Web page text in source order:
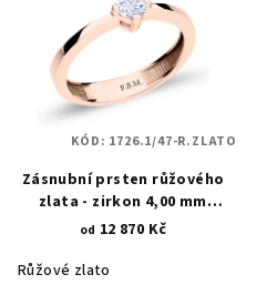
Zásnubní prsten růžového
zlata - zirkon 4,00 mm
osázený krapnami 1726.1
od 12 870 Kč
Růžové zlato
KÓD: 1726.1/47-R.ZLATO